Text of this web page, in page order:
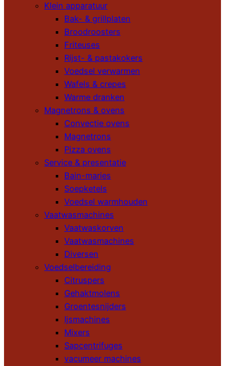
Klein apparatuur
Bak- & grillplaten
Broodroosters
Friteuses
Rijst- & pastakokers
Voedsel verwarmen
Wafels & crepes
Warme dranken
Magnetrons & ovens
Convectie ovens
Magnetrons
Pizza ovens
Service & presentatie
Bain-maries
Soepketels
Voedsel warmhouden
Vaatwasmachines
Vaatwaskorven
Vaatwasmachines
Diversen
Voedselbereiding
Citruspers
Gehaktmolens
Groentesnijders
Ijsmachines
Mixers
Sapcentrifuges
vacumeer machines